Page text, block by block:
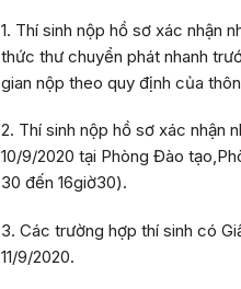
1. Thí sinh nộphồ sơ xác nhận
thức thưchuyển phát nhanh
gian nộp theo quy định của
2. Thí sinh nộphồ sơ xác nhận
10/9/2020 tại Phòng Đào
30đến16giờ30).
3. Các trường hợp thí sinh có
11/9/2020.